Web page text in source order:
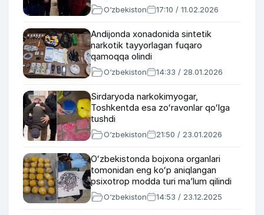
O‘zbekiston 17:10 / 11.02.2026
Andijonda xonadonida sintetik
narkotik tayyorlagan fuqaro
qamoqqa olindi
O‘zbekiston 14:33 / 28.01.2026
Sirdaryoda narkokimyogar,
Toshkentda esa zoʻravonlar qoʻlga
tushdi
O‘zbekiston 21:50 / 23.01.2026
Oʻzbekistonda bojxona organlari
tomonidan eng koʻp aniqlangan
psixotrop modda turi maʼlum qilindi
O‘zbekiston 14:53 / 23.12.2025